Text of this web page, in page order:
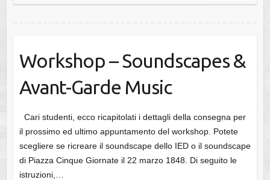
Workshop – Soundscapes &
Avant-Garde Music
Cari studenti, ecco ricapitolati i dettagli della consegna per
il prossimo ed ultimo appuntamento del workshop. Potete
scegliere se ricreare il soundscape dello IED o il soundscape
di Piazza Cinque Giornate il 22 marzo 1848. Di seguito le
istruzioni,…